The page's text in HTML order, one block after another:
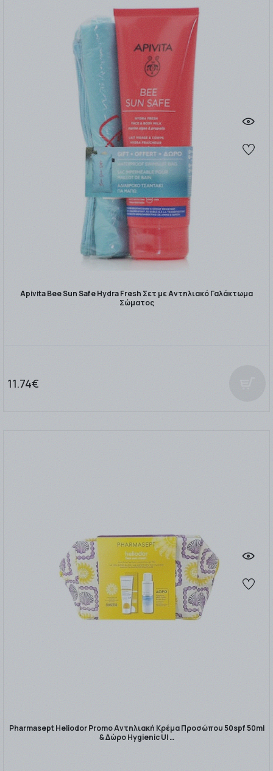
Apivita Bee Sun Safe Hydra Fresh Σετ με Aντηλιακό Γαλάκτωμα
Σώματος
11.74€
Pharmasept Heliodor Promo Αντηλιακή Κρέμα Προσώπου 50spf 50ml
& Δώρο Hygienic Ul …